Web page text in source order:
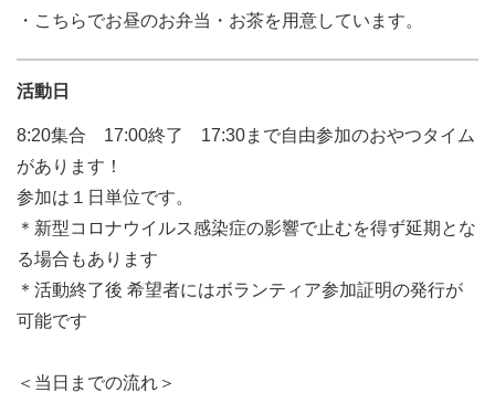
・こちらでお昼のお弁当・お茶を用意しています。
活動日
8:20集合 17:00終了 17:30まで自由参加のおやつタイム
があります！
参加は１日単位です。
＊新型コロナウイルス感染症の影響で止むを得ず延期とな
る場合もあります
＊活動終了後 希望者にはボランティア参加証明の発行が
可能です
＜当日までの流れ＞